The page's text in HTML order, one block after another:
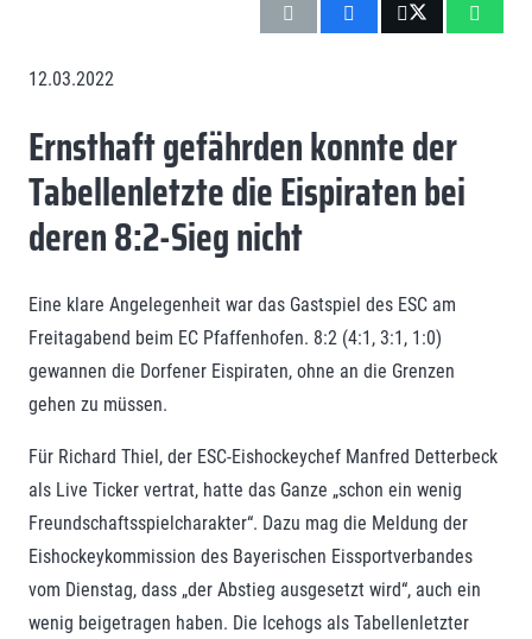
12.03.2022
Ernsthaft gefährden konnte der
Tabellenletzte die Eispiraten bei
deren 8:2-Sieg nicht
Eine klare Angelegenheit war das Gastspiel des ESC am
Freitagabend beim EC Pfaffenhofen. 8:2 (4:1, 3:1, 1:0)
gewannen die Dorfener Eispiraten, ohne an die Grenzen
gehen zu müssen.
Für Richard Thiel, der ESC-Eishockeychef Manfred Detterbeck
als Live Ticker vertrat, hatte das Ganze „schon ein wenig
Freundschaftsspielcharakter“. Dazu mag die Meldung der
Eishockeykommission des Bayerischen Eissportverbandes
vom Dienstag, dass „der Abstieg ausgesetzt wird“, auch ein
wenig beigetragen haben. Die Icehogs als Tabellenletzter